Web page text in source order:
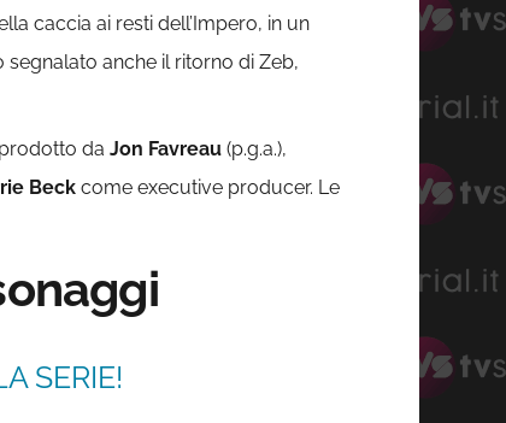
caccia ai resti dell’Impero, in un
anche il ritorno di Zeb,
da Jon Favreau (p.g.a.),
Beck come executive producer. Le
SERIE!